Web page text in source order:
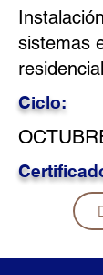
sistemas
Ciclo: